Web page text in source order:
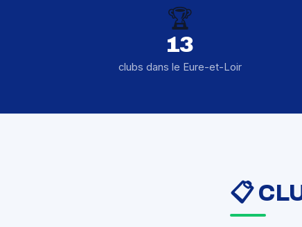
🏆
13
clubs dans le Eure-et-Loir
📋